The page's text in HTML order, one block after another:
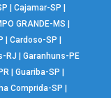
| Cajamar-SP |
GRANDE-MS |
| Cardoso-SP |
RJ | Garanhuns-PE
| Guariba-SP |
Comprida-SP |